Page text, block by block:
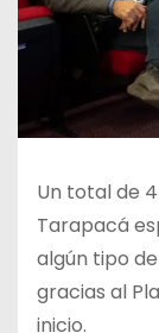
Un total de
Tarapacá
algún tipo
gracias al
inicio.